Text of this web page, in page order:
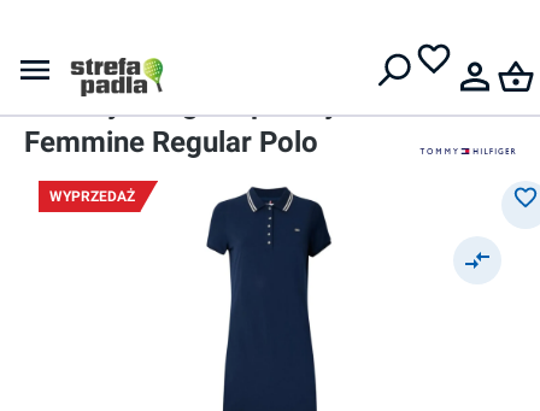
Damska sukienka
Tommy Hilfiger Sportify
Femmine Regular Polo
WYPRZEDAŻ